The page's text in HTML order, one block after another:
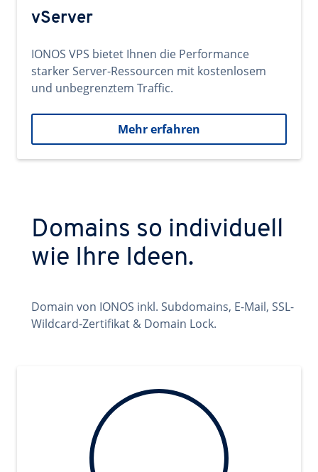
vServer
IONOS VPS bietet Ihnen die Performance
starker Server-Ressourcen mit kostenlosem
und unbegrenztem Traffic.
Mehr erfahren
Domains so individuell
wie Ihre Ideen.
Domain von IONOS inkl. Subdomains, E-Mail, SSL-
Wildcard-Zertifikat & Domain Lock.